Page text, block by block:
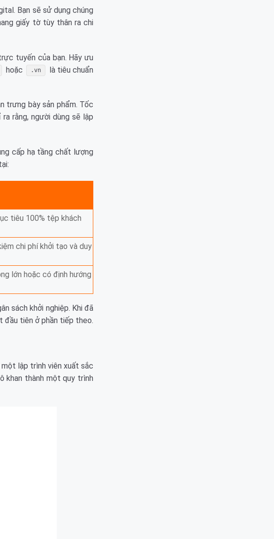
Bạn sẽ sử dụng chúng
giấy tờ tùy thân ra chi
tuyến của bạn. Hãy ưu
hoặc .vn
là tiêu chuẩn
trưng bày sản phẩm. Tốc
rằng, người dùng sẽ lập
cấp hạ tầng chất lượng
tiêu 100% tệp khách
chi phí khởi tạo và duy
lớn hoặc có định hướng
sách khởi nghiệp. Khi đã
đầu tiên ở phần tiếp theo.
một lập trình viên xuất sắc
khan thành một quy trình